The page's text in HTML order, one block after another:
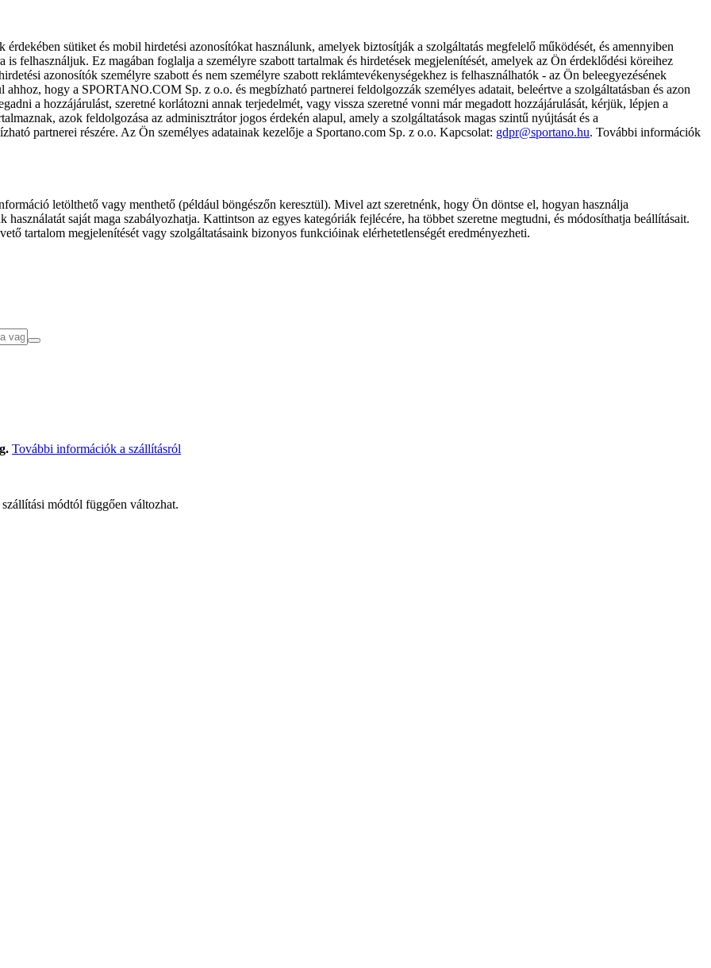
sütiket és mobil hirdetési azonosítókat használunk, amelyek biztosítják a szolgáltatás megfelelő működését, és amennyiben
is felhasználjuk. Ez magában foglalja a személyre szabott tartalmak és hirdetések megjelenítését, amelyek az Ön érdeklődési köreihez
azonosítók személyre szabott és nem személyre szabott reklámtevékenységekhez is felhasználhatók - az Ön beleegyezésének
hogy a SPORTANO.COM Sp. z o.o. és megbízható partnerei feldolgozzák személyes adatait, beleértve a szolgáltatásban és azon
a hozzájárulást, szeretné korlátozni annak terjedelmét, vagy vissza szeretné vonni már megadott hozzájárulását, kérjük, lépjen a
azok feldolgozása az adminisztrátor jogos érdekén alapul, amely a szolgáltatások magas szintű nyújtását és a
partnerei részére. Az Ön személyes adatainak kezelője a Sportano.com Sp. z o.o. Kapcsolat: gdpr@sportano.hu. További információk
letölthető vagy menthető (például böngészőn keresztül). Mivel azt szeretnénk, hogy Ön döntse el, hogyan használja
saját maga szabályozhatja. Kattintson az egyes kategóriák fejlécére, ha többet szeretne megtudni, és módosíthatja beállításait.
tartalom megjelenítését vagy szolgáltatásaink bizonyos funkcióinak elérhetetlenségét eredményezheti.
További információk a szállításról
módtól függően változhat.